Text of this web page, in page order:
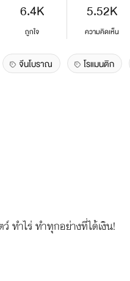
6.4K
ถูกใจ
5.52K
ความคิดเห็น
จีนโบราณ โรแมนติก
ำไร่ ทำทุกอย่างที่ได้เงิน!